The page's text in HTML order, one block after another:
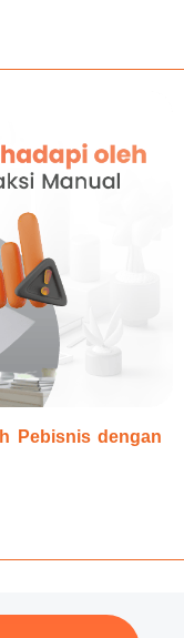
Pebisnis dengan